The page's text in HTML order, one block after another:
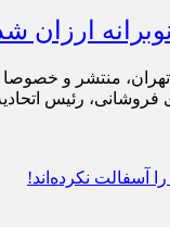
ارزان
منتشر و
فروشانی، رئیس